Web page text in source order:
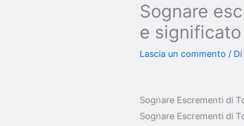
Sognare
e
Lascia un commento / Di
Sognare Escrementi di
Sognare Escrementi di